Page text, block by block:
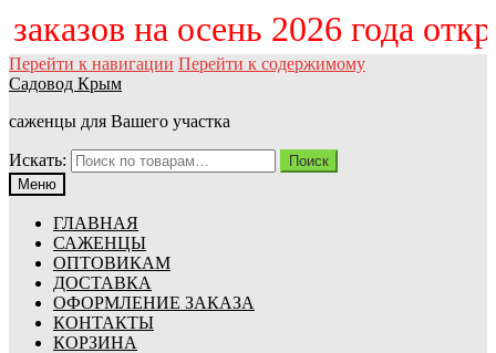
заказов на осень 2026 года
Перейти к навигации Перейти к содержимому
Садовод Крым
саженцы для Вашего участка
Искать:
Поиск
Меню
ГЛАВНАЯ
САЖЕНЦЫ
ОПТОВИКАМ
ДОСТАВКА
ОФОРМЛЕНИЕ ЗАКАЗА
КОНТАКТЫ
КОРЗИНА